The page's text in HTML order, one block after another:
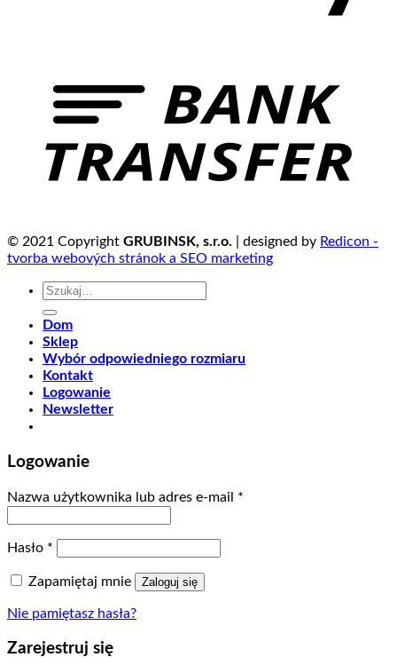
© 2021 Copyright GRUBINSK, s.r.o. | designed by Redicon -
tvorba webových stránok a SEO marketing
Szukaj:
Dom
Sklep
Wybór odpowiedniego rozmiaru
Kontakt
Logowanie
Newsletter
Logowanie
Nazwa użytkownika lub adres e-mail *
Hasło *
Zapamiętaj mnie Zaloguj się
Nie pamiętasz hasła?
Zarejestruj się